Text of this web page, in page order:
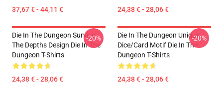
37,67 € - 44,11 € 24,38 € - 28,06 €
Die In The Dungeon Survive
The Depths Design Die In The
Dungeon T-Shirts
24,38 € - 28,06 €
-20%
Die In The Dungeon Unique
Dice/Card Motif Die In The
Dungeon T-Shirts
24,38 € - 28,06 €
-20%